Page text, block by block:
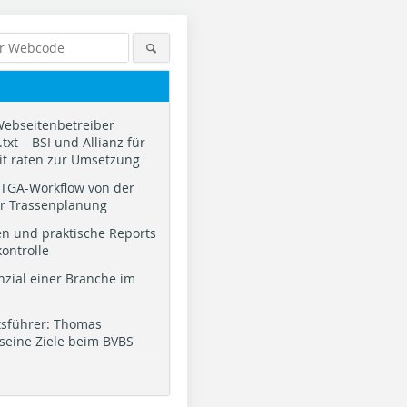
– BSI und Allianz für
raten zur Umsetzung
Workflow von der
Trassenplanung
und praktische Reports
einer Branche im
Thomas
Ziele beim BVBS